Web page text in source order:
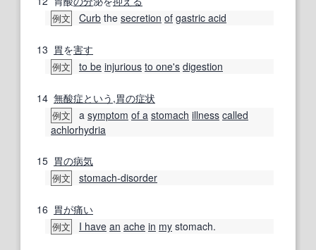
例文 Curb the secretion of gastric acid
13 胃を害す
例文 to be injurious to one's digestion
14 無酸症という ,胃の症状
例文 a symptom of a stomach illness called
achlorhydria
15 胃の病気
例文 stomach-disorder
16 胃が痛い
例文 I have an ache in my stomach.